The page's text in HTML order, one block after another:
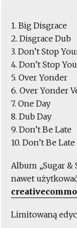
1. Big Disgrace
2. Disgrace Dub
3. Don’t Stop
4. Don’t Stop
5. Over Yonder
6. Over Yonder
7. One Day
8. Dub Day
9. Don’t Be Late
10. Don’t Be Late
Album „Sugar &
nawet
Limitowaną